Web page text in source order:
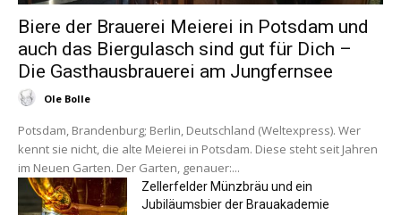
Biere der Brauerei Meierei in Potsdam und
auch das Biergulasch sind gut für Dich –
Die Gasthausbrauerei am Jungfernsee
Ole Bolle
Potsdam, Brandenburg; Berlin, Deutschland (Weltexpress). Wer
kennt sie nicht, die alte Meierei in Potsdam. Diese steht seit Jahren
im Neuen Garten. Der Garten, genauer:...
Zellerfelder Münzbräu und ein
Jubiläumsbier der Brauakademie